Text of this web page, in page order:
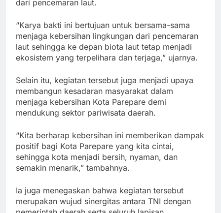
dari pencemaran laut.
“Karya bakti ini bertujuan untuk bersama-sama
menjaga kebersihan lingkungan dari pencemaran
laut sehingga ke depan biota laut tetap menjadi
ekosistem yang terpelihara dan terjaga,” ujarnya.
Selain itu, kegiatan tersebut juga menjadi upaya
membangun kesadaran masyarakat dalam
menjaga kebersihan Kota Parepare demi
mendukung sektor pariwisata daerah.
“Kita berharap kebersihan ini memberikan dampak
positif bagi Kota Parepare yang kita cintai,
sehingga kota menjadi bersih, nyaman, dan
semakin menarik,” tambahnya.
Ia juga menegaskan bahwa kegiatan tersebut
merupakan wujud sinergitas antara TNI dengan